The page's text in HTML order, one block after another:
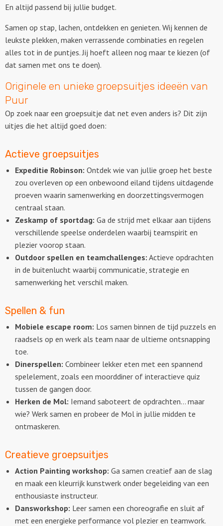
Citygames
Quizzen en spellen
Speurtochten
Sportieve activiteiten
Dinerspellen
Culinaire workshops
Ludieke workshops
Muzikale workshops
Teamtrainingen
Rondleidingen
Wandelingen
Segwaytours
Feesten
Themafeesten
En altijd passend bij jullie budget.
Samen op stap, lachen, ontdekken en genieten. Wij kennen de
leukste plekken, maken verrassende combinaties en regelen
alles tot in de puntjes. Jij hoeft alleen nog maar te kiezen (of
dat samen met ons te doen).
Originele en unieke groepsuitjes ideeën van
Puur
Op zoek naar een groepsuitje dat net even anders is? Dit zijn
uitjes die het altijd goed doen:
Actieve groepsuitjes
Expeditie Robinson: Ontdek wie van jullie groep het beste
zou overleven op een onbewoond eiland tijdens uitdagende
proeven waarin samenwerking en doorzettingsvermogen
centraal staan.
Zeskamp of sportdag: Ga de strijd met elkaar aan tijdens
verschillende speelse onderdelen waarbij teamspirit en
plezier voorop staan.
Outdoor spellen en teamchallenges: Actieve opdrachten
in de buitenlucht waarbij communicatie, strategie en
samenwerking het verschil maken.
Spellen & fun
Mobiele escape room: Los samen binnen de tijd puzzels en
raadsels op en werk als team naar de ultieme ontsnapping
toe.
Dinerspellen: Combineer lekker eten met een spannend
spelelement, zoals een moorddiner of interactieve quiz
tussen de gangen door.
Herken de Mol: Iemand saboteert de opdrachten… maar
wie? Werk samen en probeer de Mol in jullie midden te
ontmaskeren.
Creatieve groepsuitjes
Action Painting workshop: Ga samen creatief aan de slag
en maak een kleurrijk kunstwerk onder begeleiding van een
enthousiaste instructeur.
Dansworkshop: Leer samen een choreografie en sluit af
met een energieke performance vol plezier en teamwork.